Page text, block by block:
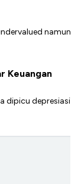
namun
Keuangan
dipicu depresiasi